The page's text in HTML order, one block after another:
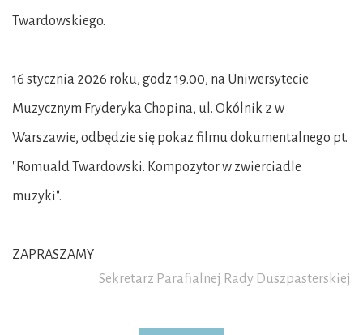
Twardowskiego.
16 stycznia 2026 roku, godz 19.00, na Uniwersytecie
Muzycznym Fryderyka Chopina, ul. Okólnik 2 w
Warszawie, odbędzie się pokaz filmu dokumentalnego pt.
"Romuald Twardowski. Kompozytor w zwierciadle
muzyki".
ZAPRASZAMY
Sekretarz Parafialnej Rady Duszpasterskiej